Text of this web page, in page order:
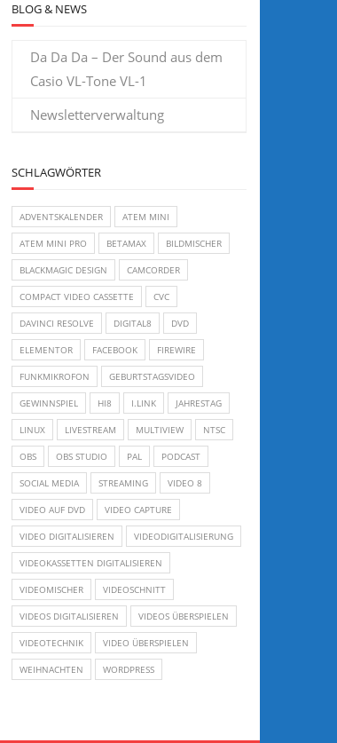
BLOG & NEWS
Da Da Da – Der Sound aus dem
Casio VL-Tone VL-1
Newsletterverwaltung
SCHLAGWÖRTER
ADVENTSKALENDER ATEM MINI
ATEM MINI PRO BETAMAX BILDMISCHER
BLACKMAGIC DESIGN CAMCORDER
COMPACT VIDEO CASSETTE CVC
DAVINCI RESOLVE DIGITAL8 DVD
ELEMENTOR FACEBOOK FIREWIRE
FUNKMIKROFON GEBURTSTAGSVIDEO
GEWINNSPIEL HI8 I.LINK JAHRESTAG
LINUX LIVESTREAM MULTIVIEW NTSC
OBS OBS STUDIO PAL PODCAST
SOCIAL MEDIA STREAMING VIDEO 8
VIDEO AUF DVD VIDEO CAPTURE
VIDEO DIGITALISIEREN VIDEODIGITALISIERUNG
VIDEOKASSETTEN DIGITALISIEREN
VIDEOMISCHER VIDEOSCHNITT
VIDEOS DIGITALISIEREN VIDEOS ÜBERSPIELEN
VIDEOTECHNIK VIDEO ÜBERSPIELEN
WEIHNACHTEN WORDPRESS